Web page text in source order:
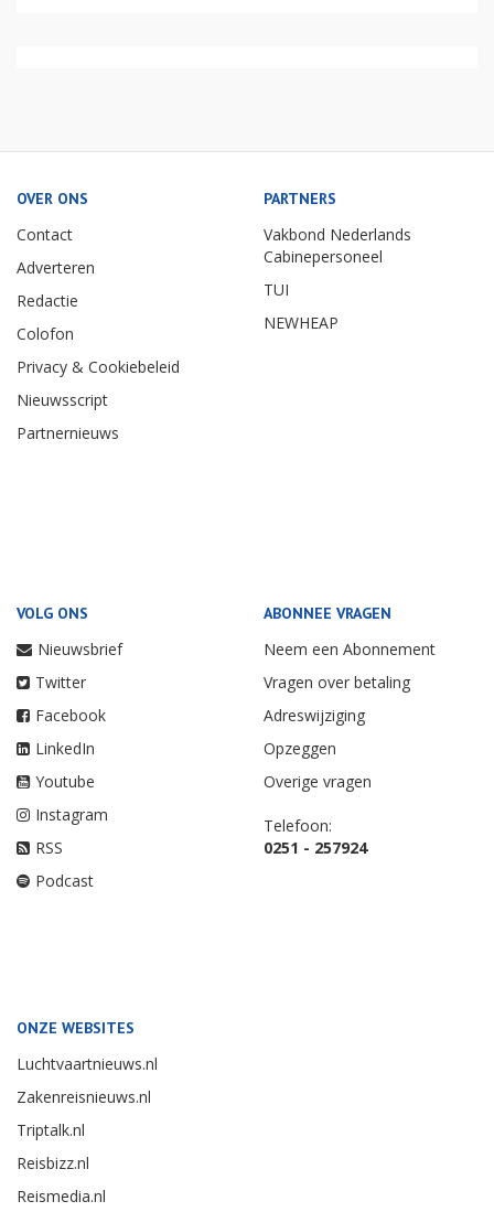
OVER ONS
Contact
Adverteren
Redactie
Colofon
Privacy & Cookiebeleid
Nieuwsscript
Partnernieuws
PARTNERS
Vakbond Nederlands
Cabinepersoneel
TUI
NEWHEAP
VOLG ONS
Nieuwsbrief
Twitter
Facebook
LinkedIn
Youtube
Instagram
RSS
Podcast
ABONNEE VRAGEN
Neem een Abonnement
Vragen over betaling
Adreswijziging
Opzeggen
Overige vragen
Telefoon:
0251 - 257924
ONZE WEBSITES
Luchtvaartnieuws.nl
Zakenreisnieuws.nl
Triptalk.nl
Reisbizz.nl
Reismedia.nl